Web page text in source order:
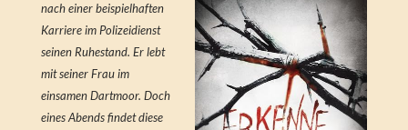
nach einer beispielhaften
Karriere im Polizeidienst
seinen Ruhestand. Er lebt
mit seiner Frau im
einsamen Dartmoor. Doch
eines Abends findet diese